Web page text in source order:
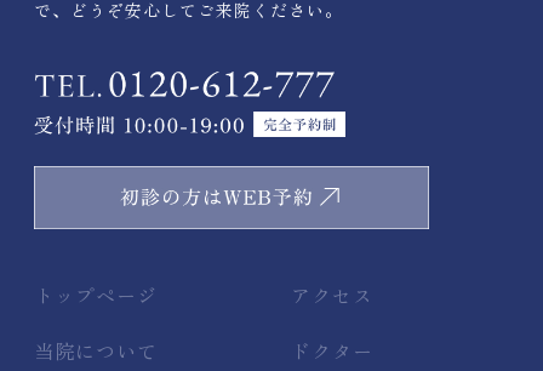
で、どうぞ安心してご来院ください。
トップページ
当院について
アクセス
ドクター